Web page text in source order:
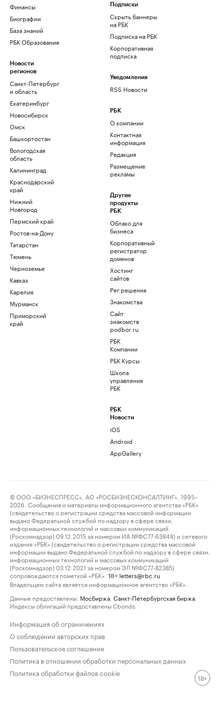
Финансы
Биографии
База знаний
РБК Образование
Новости
регионов
Санкт-Петербург
и область
Екатеринбург
Новосибирск
Омск
Башкортостан
Вологодская
область
Калининград
Краснодарский
край
Нижний
Новгород
Пермский край
Ростов-на-Дону
Татарстан
Тюмень
Черноземье
Кавказ
Карелия
Мурманск
Приморский
край
Подписки
Скрыть баннеры
на РБК
Подписка на РБК
Корпоративная
подписка
Уведомления
RSS Новости
РБК
О компании
Контактная
информация
Редакция
Размещение
рекламы
Другие
продукты
РБК
Облако для
бизнеса
Корпоративный
регистратор
доменов
Хостинг
сайтов
Рег.решения
Знакомства
Сайт
знакомств
podbor.ru
РБК
Компании
РБК Курсы
Школа
управления
РБК
РБК
Новости
iOS
Android
AppGallery
© ООО «БИЗНЕСПРЕСС», АО «РОСБИЗНЕСКОНСАЛТИНГ», 1995–
2026. Сообщения и материалы информационного агентства «РБК»
(свидетельство о регистрации средства массовой информации
выдано Федеральной службой по надзору в сфере связи,
информационных технологий и массовых коммуникаций
(Роскомнадзор) 09.12.2015 за номером ИА №ФС77-63848) и сетевого
издания «РБК» (свидетельство о регистрации средства массовой
информации выдано Федеральной службой по надзору в сфере связи,
информационных технологий и массовых коммуникаций
(Роскомнадзор) 03.12.2021 за номером ЭЛ №ФС77-82385)
сопровождаются пометкой «РБК».
18+ letters@rbc.ru
Владельцем сайта является информационное агентство «РБК».
Данные предоставлены: Мосбиржа Санкт-Петербургская биржа
Индексы облигаций предоставлены Cbonds.
Информация об ограничениях
О соблюдении авторских прав
Пользовательское соглашение
Политика в отношении обработки персональных данных
Политика обработки файлов cookie
18+